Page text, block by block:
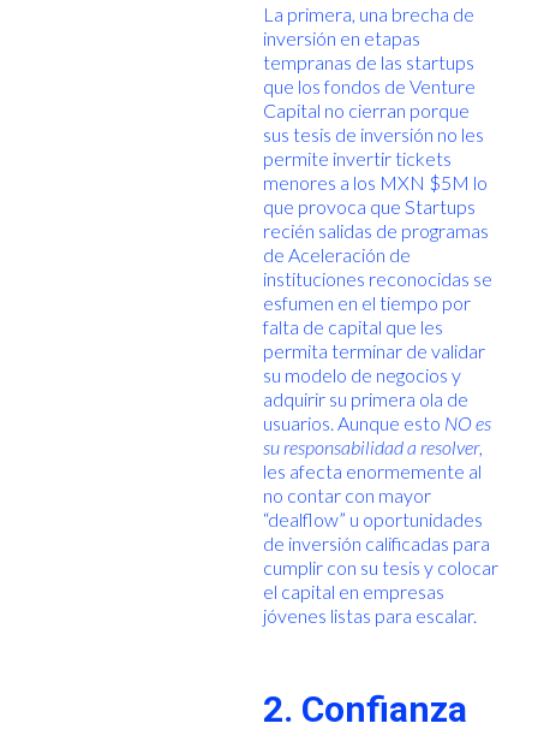
La primera, una brecha de
inversión en etapas
tempranas de las startups
que los fondos de Venture
Capital no cierran porque
sus tesis de inversión no les
permite invertir tickets
menores a los MXN $5M lo
que provoca que Startups
recién salidas de programas
de Aceleración de
instituciones reconocidas se
esfumen en el tiempo por
falta de capital que les
permita terminar de validar
su modelo de negocios y
adquirir su primera ola de
usuarios. Aunque esto NO es
su responsabilidad a resolver,
les afecta enormemente al
no contar con mayor
“dealflow” u oportunidades
de inversión calificadas para
cumplir con su tesis y colocar
el capital en empresas
jóvenes listas para escalar.
2. Confianza